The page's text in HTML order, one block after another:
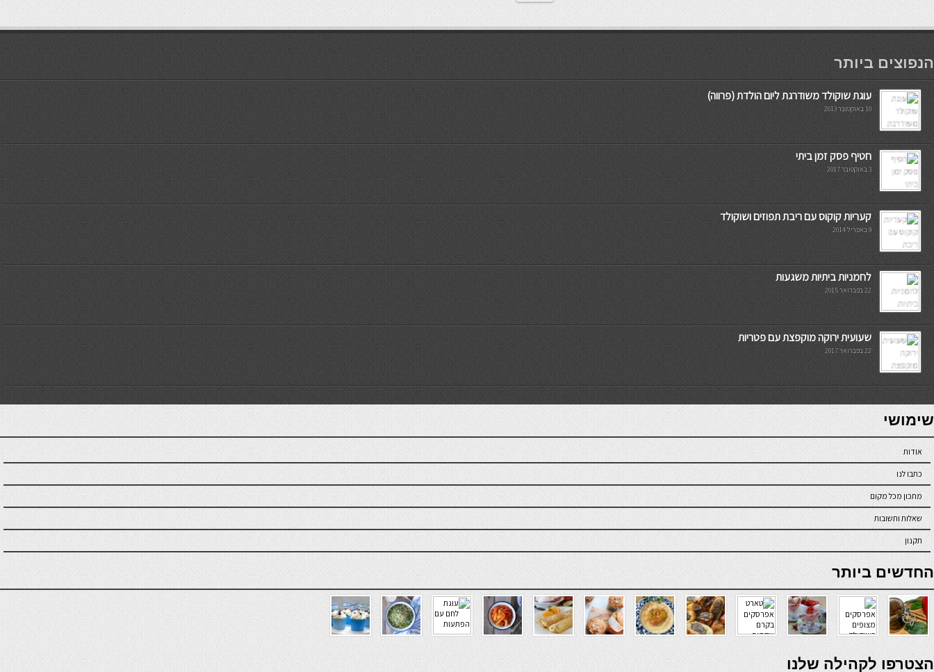
мостбет кг
הנפוצים ביותר
עוגת שוקולד משודרגת ליום הולדת (פרווה)
10 באוקטובר 2013
חטיף פסק זמן ביתי
3 באוקטובר 2017
קעריות קוקוס עם ריבת תפוזים ושוקולד
9 באפריל 2014
לחמניות ביתיות משגעות
22 בפברואר 2015
שעועית ירוקה מוקפצת עם פטריות
22 בפברואר 2017
7slots
seriöse online casinos österreich
שימושי
אודות
כתבו לנו
מתכון מכל מקום
שאלות ותשובות
תקנון
online casino
החדשים ביותר
verde casino
הצטרפו לקהילה שלנו